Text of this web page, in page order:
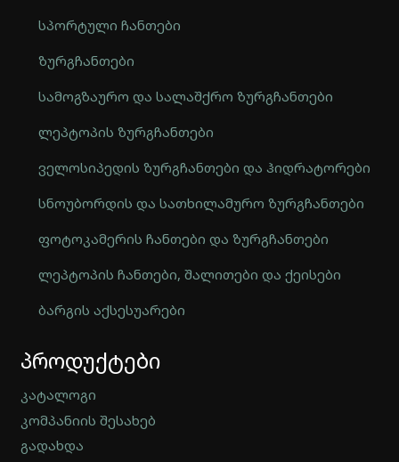
სპორტული ჩანთები
ზურგჩანთები
სამოგზაურო და სალაშქრო ზურგჩანთები
ლეპტოპის ზურგჩანთები
ველოსიპედის ზურგჩანთები და ჰიდრატორები
სნოუბორდის და სათხილამურო ზურგჩანთები
ფოტოკამერის ჩანთები და ზურგჩანთები
ლეპტოპის ჩანთები, შალითები და ქეისები
ბარგის აქსესუარები
Hierarchic
Categories
in
-
Version
პროდუქტები
კატალოგი
კომპანიის შესახებ
გადახდა